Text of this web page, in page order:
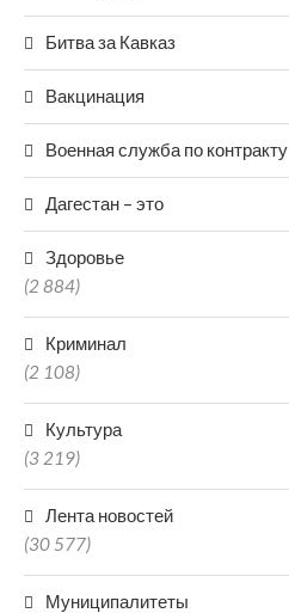
Битва за Кавказ
Вакцинация
Военная служба по контракту
Дагестан – это
Здоровье
(2 884)
Криминал
(2 108)
Культура
(3 219)
Лента новостей
(30 577)
Муниципалитеты